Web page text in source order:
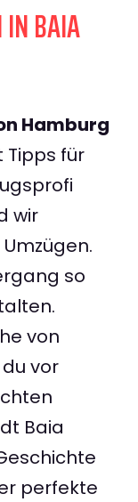
BAIA
Hamburg
Tipps für
wir
so
von
vor
Baia
perfekte